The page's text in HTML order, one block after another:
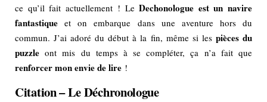
ce qu’il fait actuellement ! LeDechonologue est un navire
fantastique et on embarque dans une aventure hors du
commun. J’ai adoré du début à la fin, même si les pièces du
puzzle ont mis du temps à se compléter, ça n’a fait que
renforcer mon envie de lire !
Citation – Le Déchronologue